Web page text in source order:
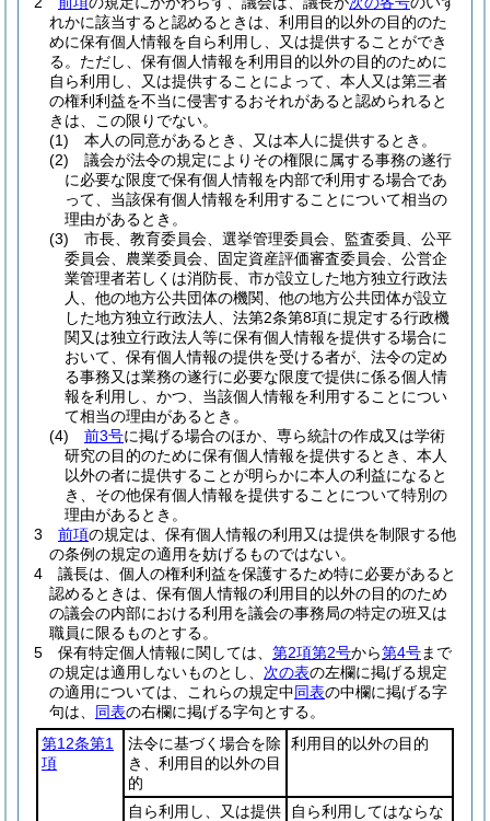
れかに該当すると認めるときは、利用目的以外の目的のた
めに保有個人情報を自ら利用し、又は提供することができ
る。 ただし、保有個人情報を利用目的以外の目的のために
自ら利用し、又は提供することによって、本人又は第三者
の権利利益を不当に侵害するおそれがあると認められると
きは、この限りでない。
(1)
本人の同意があるとき、又は本人に提供するとき。
(2)
議会が法令の規定によりその権限に属する事務の遂行
に必要な限度で保有個人情報を内部で利用する場合であ
って、当該保有個人情報を利用することについて相当の
理由があるとき。
(3)
市長、教育委員会、選挙管理委員会、監査委員、公平
委員会、農業委員会、固定資産評価審査委員会、公営企
業管理者若しくは消防長、市が設立した地方独立行政法
人、他の地方公共団体の機関、他の地方公共団体が設立
した地方独立行政法人、法第2条第8項に規定する行政機
関又は独立行政法人等に保有個人情報を提供する場合に
おいて、保有個人情報の提供を受ける者が、法令の定め
る事務又は業務の遂行に必要な限度で提供に係る個人情
報を利用し、かつ、当該個人情報を利用することについ
て相当の理由があるとき。
(4)
前3号に掲げる場合のほか、専ら統計の作成又は学術
研究の目的のために保有個人情報を提供するとき、本人
以外の者に提供することが明らかに本人の利益になると
き、その他保有個人情報を提供することについて特別の
理由があるとき。
3
前項の規定は、保有個人情報の利用又は提供を制限する他
の条例の規定の適用を妨げるものではない。
4
議長は、個人の権利利益を保護するため特に必要があると
認めるときは、保有個人情報の利用目的以外の目的のため
の議会の内部における利用を議会の事務局の特定の班又は
職員に限るものとする。
5
保有特定個人情報に関しては、 第2項第2号から第4号まで
の規定は適用しないものとし、 次の表の左欄に掲げる規定
の適用については、これらの規定中同表の中欄に掲げる字
句は、 同表の右欄に掲げる字句とする。
第12条第1
項
法令に基づく場合を除
き、利用目的以外の目
的
利用目的以外の目的
自ら利用し、又は提供
自ら利用してはならな